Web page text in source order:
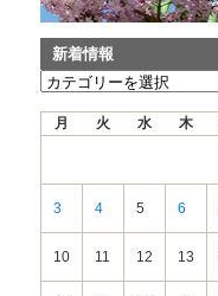
新着情報
新
月 火 水 木
3 4 5 6
10 11 12 13